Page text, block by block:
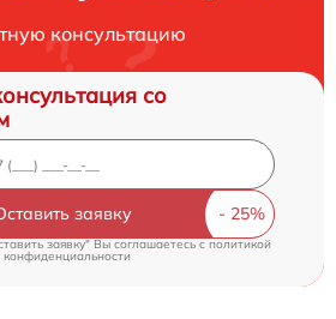
консультацию
со
заявку
заявку" Вы соглашаетесь c политикой
конфиденциальности